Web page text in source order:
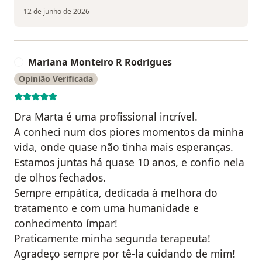
12 de junho de 2026
Mariana Monteiro R Rodrigues
Opinião Verificada
Dra Marta é uma profissional incrível.
A conheci num dos piores momentos da minha
vida, onde quase não tinha mais esperanças.
Estamos juntas há quase 10 anos, e confio nela
de olhos fechados.
Sempre empática, dedicada à melhora do
tratamento e com uma humanidade e
conhecimento ímpar!
Praticamente minha segunda terapeuta!
Agradeço sempre por tê-la cuidando de mim!